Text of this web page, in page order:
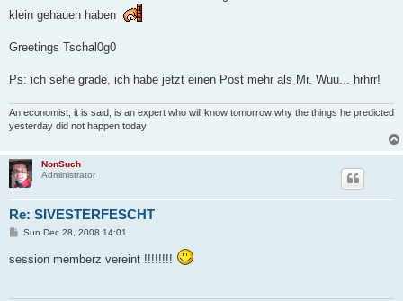
klein gehauen haben
Greetings Tschal0g0
Ps: ich sehe grade, ich habe jetzt einen Post mehr als Mr. Wuu... hrhrr!
An economist, it is said, is an expert who will know tomorrow why the things he predicted
yesterday did not happen today
NonSuch
Administrator
Re: SIVESTERFESCHT
P
t
Sun Dec 28, 2008 14:01
session memberz vereint !!!!!!!!